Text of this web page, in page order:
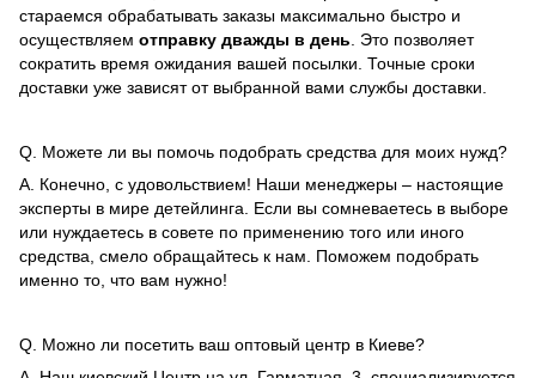
стараемся обрабатывать заказы максимально быстро и
осуществляем отправку дважды в день. Это позволяет
сократить время ожидания вашей посылки. Точные сроки
доставки уже зависят от выбранной вами службы доставки.
Q. Можете ли вы помочь подобрать средства для моих нужд?
A. Конечно, с удовольствием! Наши менеджеры – настоящие
эксперты в мире детейлинга. Если вы сомневаетесь в выборе
или нуждаетесь в совете по применению того или иного
средства, смело обращайтесь к нам. Поможем подобрать
именно то, что вам нужно!
Q. Можно ли посетить ваш оптовый центр в Киеве?